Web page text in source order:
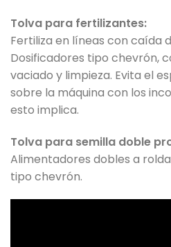
Tolva para fertilizantes:
Fertiliza en líneas con caída
Dosificadores tipo chevrón,
vaciado y limpieza. Evita el
sobre la máquina con los
esto implica.
Tolva para semilla doble
Alimentadores dobles a
tipo chevrón.